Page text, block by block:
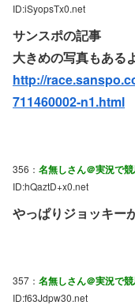
ID:iSyopsTx0.net
サンスポの記事
大きめの写真もある
http://
711460002-n1.html
356： 名無しさん＠実況で
ID:hQaztD+x0.net
やっぱりジョッキー
357： 名無しさん＠実況で
ID:f63Jdpw30.net